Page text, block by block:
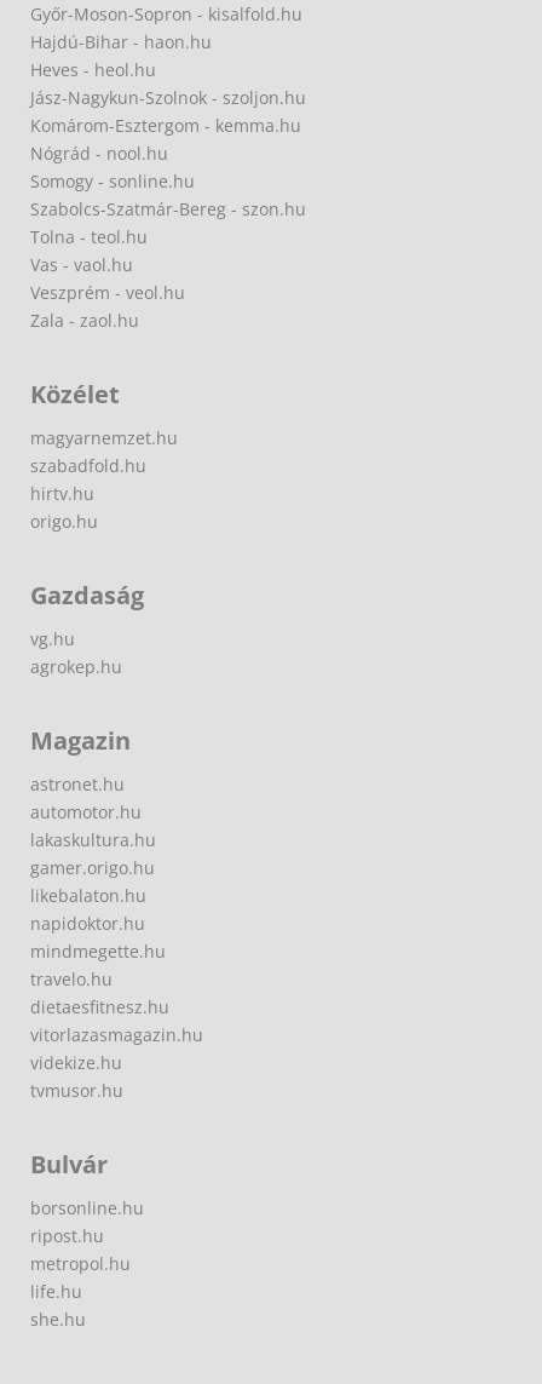
Győr-Moson-Sopron - kisalfold.hu
Hajdú-Bihar - haon.hu
Heves - heol.hu
Jász-Nagykun-Szolnok - szoljon.hu
Komárom-Esztergom - kemma.hu
Nógrád - nool.hu
Somogy - sonline.hu
Szabolcs-Szatmár-Bereg - szon.hu
Tolna - teol.hu
Vas - vaol.hu
Veszprém - veol.hu
Zala - zaol.hu
Közélet
magyarnemzet.hu
szabadfold.hu
hirtv.hu
origo.hu
Gazdaság
vg.hu
agrokep.hu
Magazin
astronet.hu
automotor.hu
lakaskultura.hu
gamer.origo.hu
likebalaton.hu
napidoktor.hu
mindmegette.hu
travelo.hu
dietaesfitnesz.hu
vitorlazasmagazin.hu
videkize.hu
tvmusor.hu
Bulvár
borsonline.hu
ripost.hu
metropol.hu
life.hu
she.hu